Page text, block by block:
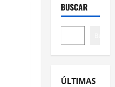
BUSCAR
ÚLTIMAS